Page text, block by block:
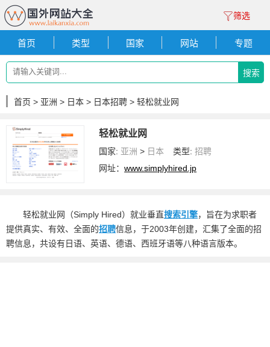
筛选
首页 类型 国家 网站 专题
搜索
首页 > 亚洲 > 日本 > 日本招聘 > 轻松就业网
轻松就业网
国家: 亚洲 > 日本 类型: 招聘
网址：www.simplyhired.jp
轻松就业网（Simply Hired）就业垂直搜索引擎，旨在为求职者
提供真实、有效、全面的招聘信息，于2003年创建，汇集了全面的招
聘信息，共设有日语、英语、德语、西班牙语等八种语言版本。